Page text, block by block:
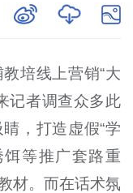
培线上营销“大
记者调查众多此
，打造虚假“学
等推广套路重
材。而在话术氛